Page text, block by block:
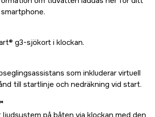
g3-sjökort i klockan.
som inkluderar virtuell
till startlinje och nedräkning vid start.